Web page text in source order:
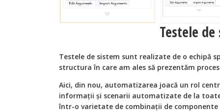
Testele
Testele de sistem sunt realizate de o echipă
structura în care am ales să prezentăm
Aici, din nou, automatizarea joacă un rol
informații și scenarii automatizate de la
într-o varietate de combinații de componente